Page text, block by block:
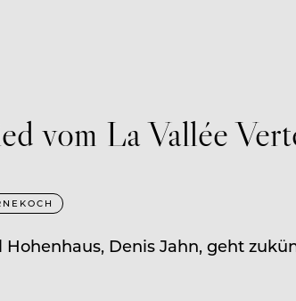
vom La Vallée
Denis Jahn, geht